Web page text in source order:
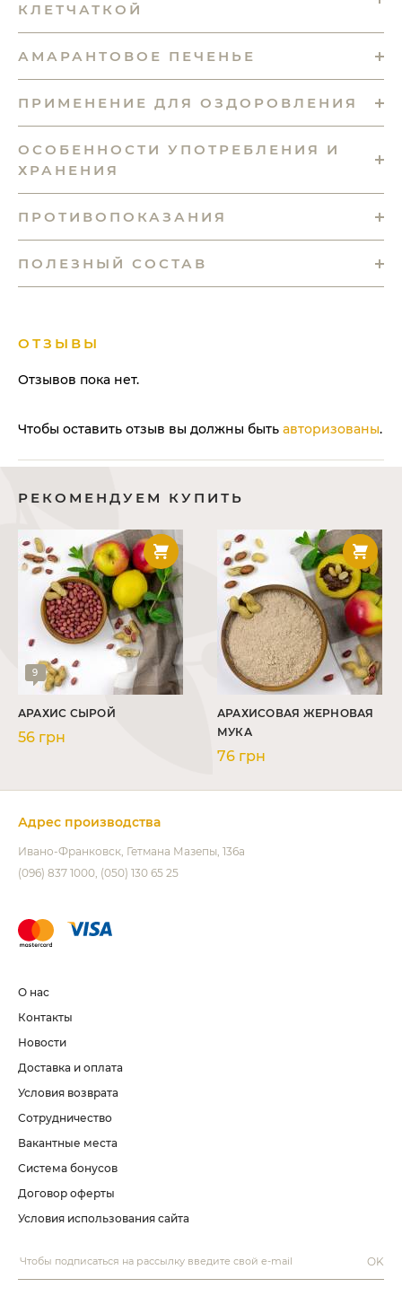
КЛЕТЧАТКОЙ
АМАРАНТОВОЕ ПЕЧЕНЬЕ
ПРИМЕНЕНИЕ ДЛЯ ОЗДОРОВЛЕНИЯ
ОСОБЕННОСТИ УПОТРЕБЛЕНИЯ И
ХРАНЕНИЯ
ПРОТИВОПОКАЗАНИЯ
ПОЛЕЗНЫЙ СОСТАВ
ОТЗЫВЫ
Отзывов пока нет.
Чтобы оставить отзыв вы должны быть авторизованы.
РЕКОМЕНДУЕМ КУПИТЬ
9
АРАХИС СЫРОЙ
56 грн
АРАХИСОВАЯ ЖЕРНОВАЯ
МУКА
76 грн
Адрес производства
Ивано-Франковск Гетмана Мазепы, 136а
(096) 837 1000 (050) 130 65 25
О нас
Контакты
Новости
Доставка и оплата
Условия возврата
Сотрудничество
Вакантные места
Система бонусов
Договор оферты
Условия использования сайта
OK